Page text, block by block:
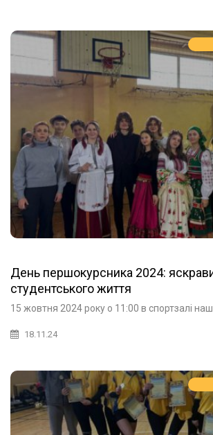
День першокурсника 2024:
студентського життя
15 жовтня 2024 року о 11:00 в спортзалі
18.11.24